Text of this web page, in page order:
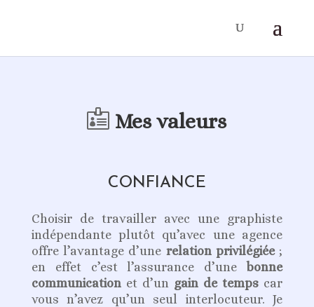
 Mes valeurs
CONFIANCE
Choisir de travailler avec une graphiste
indépendante plutôt qu’avec une agence
offre l’avantage d’une relation privilégiée;
en effet c’est l’assurance d’une bonne
communicationet d’un gain de temps car
vous n’avez qu’un seul interlocuteur. Je